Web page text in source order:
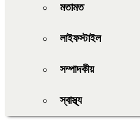
মতামত
লাইফস্টাইল
সম্পাদকীয়
স্বাস্থ্য